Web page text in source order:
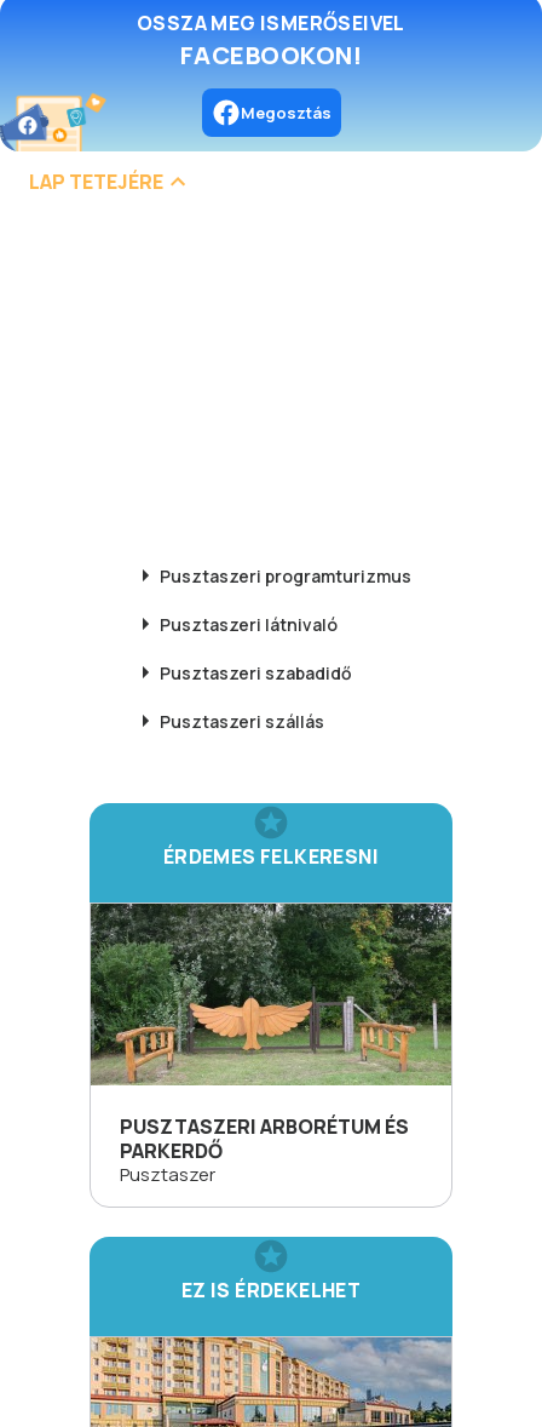
OSSZA MEG ISMERŐSEIVEL
FACEBOOKON!
Megosztás
LAP TETEJÉRE
Pusztaszeri programturizmus
Pusztaszeri látnivaló
Pusztaszeri szabadidő
Pusztaszeri szállás
ÉRDEMES FELKERESNI
PUSZTASZERI ARBORÉTUM ÉS
PARKERDŐ
Pusztaszer
EZ IS ÉRDEKELHET